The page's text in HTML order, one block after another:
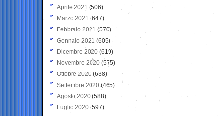
Aprile 2021 (506)
Marzo 2021 (647)
Febbraio 2021 (570)
Gennaio 2021 (605)
Dicembre 2020 (619)
Novembre 2020 (575)
Ottobre 2020 (638)
Settembre 2020(465)
Agosto 2020 (588)
Luglio 2020 (597)